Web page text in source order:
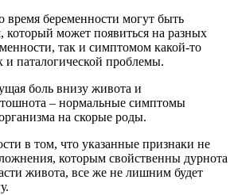
беременности могут быть
может появиться на разных
так и симптомом какой-то
и паталогической проблемы.
боль внизу живота и
тошнота – нормальные симптомы
на скорые роды.
в том, что указанные признаки не
которым свойственны дурнота
живота, все же не лишним будет